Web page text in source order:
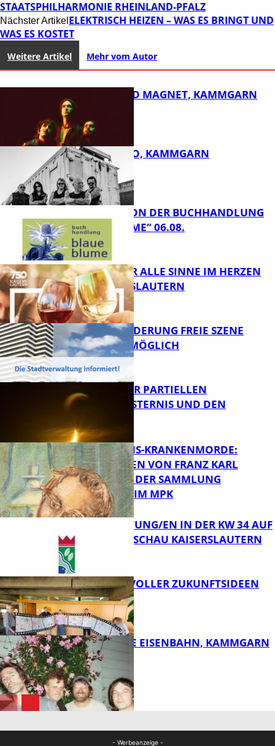
STAATSPHILHARMONIE RHEINLAND-PFALZ
Nächster Artikel ELEKTRISCH HEIZEN – WAS ES BRINGT UND
WAS ES KOSTET
Weitere Artikel Mehr vom Autor
FB Kultur
DIRTY SOUND MAGNET, KAMMGARN
ROSE TATTOO, KAMMGARN
FB Kultur
LESETIPPS VON DER BUCHHANDLUNG
„BLAUE BLUME“ 06.08.
FB Kultur
GENÜSSE FÜR ALLE SINNE IM HERZEN
VON KAISERSLAUTERN
PROJEKTFÖRDERUNG FREIE SZENE
WEITERHIN MÖGLICH
Bildung
VORTRAG ZUR PARTIELLEN
SONNENFINSTERNIS UND DEN
PERSEIDEN
OPFER DER NS-KRANKENMORDE:
ZEICHNUNGEN VON FRANZ KARL
BÜHLER AUS DER SAMMLUNG
PRINZHORN IM MPK
FB Kultur
VERANSTALTUNG/EN IN DER KW 34 AUF
DER GARTENSCHAU KAISERSLAUTERN
FB Kultur
FILMROLLE VOLLER ZUKUNFTSIDEEN
DIE HÖCHSTE EISENBAHN, KAMMGARN
- Werbeanzeige -